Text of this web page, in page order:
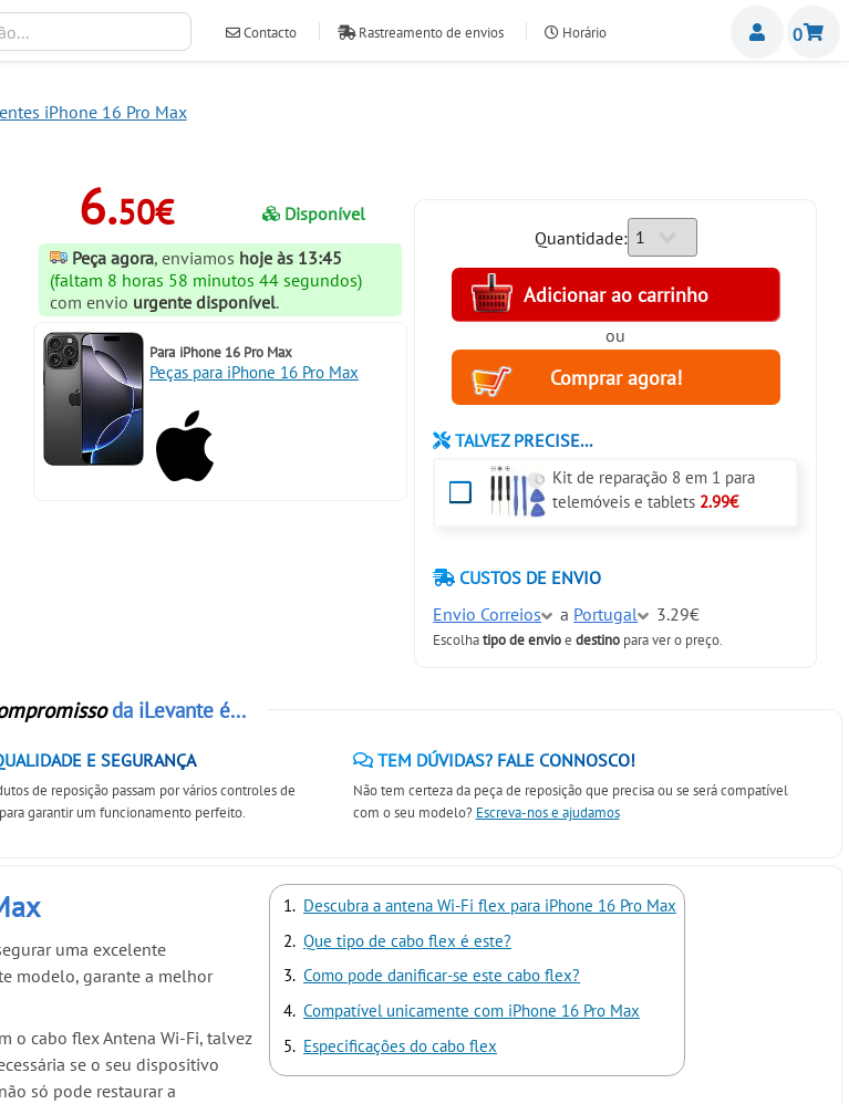
Contacto Rastreamento de envios Horário 0
iPhone 16 Pro Max
6.50€
Disponível
Peça agora, enviamos hoje às 13:45
(faltam 8 horas 58 minutos 43 segundos)
com envio urgente disponível.
Para iPhone 16 Pro Max
Peças para iPhone 16 Pro Max
Quantidade:
ou
TALVEZ PRECISE...
Kit de reparação 8 em 1 para
telemóveis e tablets 2.99€
CUSTOS DE ENVIO
Envio Correios
a Portugal 3.29€
Escolhatipo de envioedestino para ver o preço.
da iLevante é...
E SEGURANÇA
de reposição passam por vários controles de
garantir um funcionamento perfeito.
TEM DÚVIDAS? FALE CONNOSCO!
Não tem certeza da peça de reposição que precisa ou se será compatível
com o seu modelo? Escreva-nos e ajudamos
Descubra a antena Wi-Fi flex para iPhone 16 Pro Max
Que tipo de cabo flex é este?
Como pode danificar-se este cabo flex?
Compatível unicamente com iPhone 16 Pro Max
Especificações do cabo flex
uma excelente
modelo, garante a melhor
o cabo flex Antena Wi-Fi, talvez
se o seu dispositivo
só pode restaurar a